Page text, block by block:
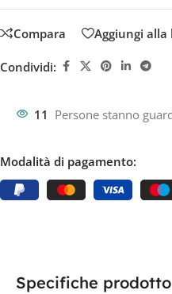
Compara Aggiungi alla
Condividi:
11 Persone stanno
Modalità di pagamento:
Specifiche prodotto